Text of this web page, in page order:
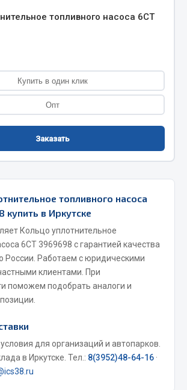
инструмент
инструмент
топливного насоса 6CT
Купить в один клик
Опт
Заказать
топливного насоса
купить в Иркутске
Кольцо уплотнительное
6CT 3969698 с гарантией качества
России. Работаем с юридическими
клиентами. При
поможем подобрать аналоги и
для организаций и автопарков.
в Иркутске. Тел.: 8(3952)48-64-16 ·